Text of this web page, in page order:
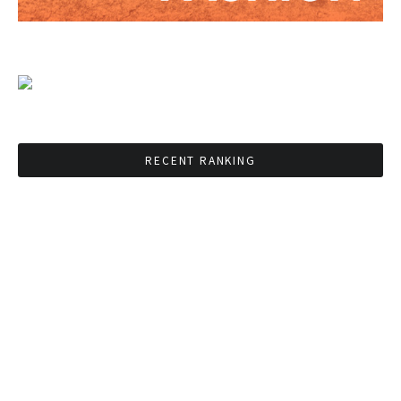
RECENT RANKING